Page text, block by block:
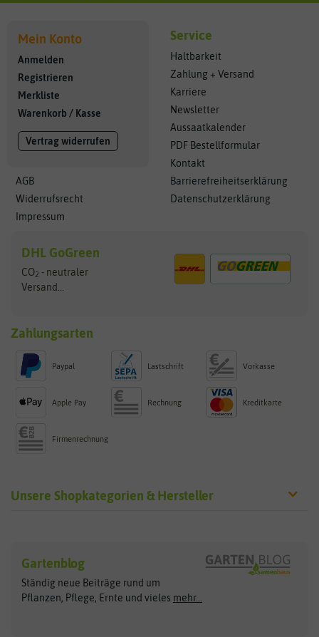
Mein Konto
Anmelden
Registrieren
Merkliste
Warenkorb / Kasse
Vertrag widerrufen
AGB
Widerrufsrecht
Impressum
Service
Haltbarkeit
Zahlung + Versand
Karriere
Newsletter
Aussaatkalender
PDF Bestellformular
Kontakt
Barrierefreiheitserklärung
Datenschutzerklärung
DHL GoGreen
CO2 - neutraler
Versand...
Zahlungsarten
Paypal Lastschrift Vorkasse
Apple Pay Rechnung Kreditkarte
Firmenrechnung
Unsere Shopkategorien & Hersteller
Exotische Samen
Gemüsesamen
Gründünger
Arche Noah
ASB Greenworld
Clever Pots
COMPO
Gartenblog
Ständig neue Beiträge rund um
Pflanzen, Pflege, Ernte und vieles mehr...